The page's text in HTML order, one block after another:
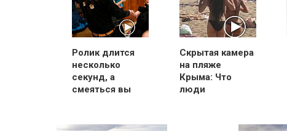
Ролик длится
несколько
секунд, а
смеяться вы
Скрытая камера
на пляже
Крыма: Что
люди